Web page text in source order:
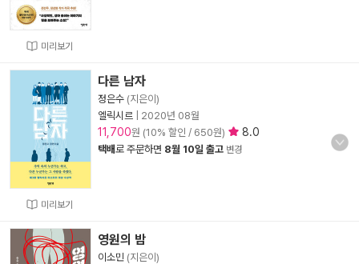
미리보기
미리보기
다른 남자
정은수 (지은이)
엘릭시르
2020년 08월
11,700원 (10% 할인 / 650원) 8.0
택배로 주문하면 8월 10일 출고 변경
영원의 밤
이소민 (지은이)